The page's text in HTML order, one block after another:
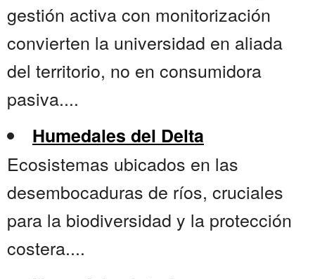
gestión activa con monitorización
convierten la universidad en aliada
del territorio, no en consumidora
pasiva....
Humedales del Delta
Ecosistemas ubicados en las
desembocaduras de ríos, cruciales
para la biodiversidad y la protección
costera....